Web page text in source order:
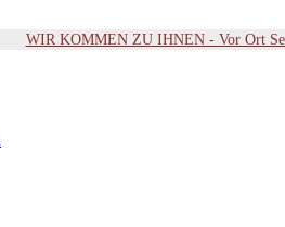
WIR KOMMEN ZU IHNEN - Vor Ort